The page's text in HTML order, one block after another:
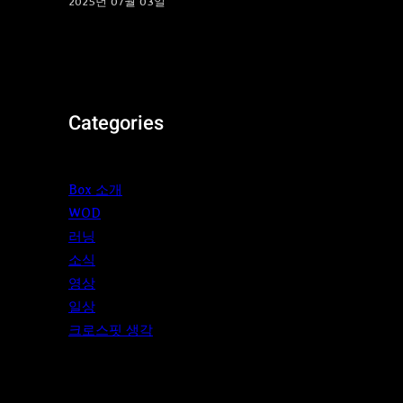
Categories
Box 소개
WOD
러닝
소식
영상
일상
크로스핏 생각